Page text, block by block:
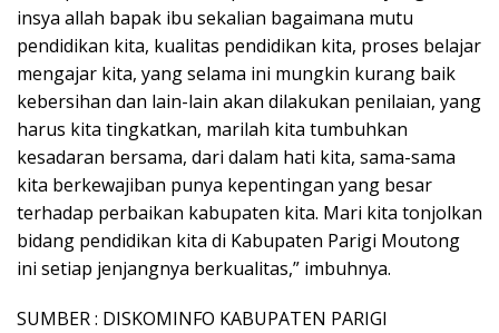
insya allah bapak ibu sekalian bagaimana mutu
pendidikan kita, kualitas pendidikan kita, proses belajar
mengajar kita, yang selama ini mungkin kurang baik
kebersihan dan lain-lain akan dilakukan penilaian, yang
harus kita tingkatkan, marilah kita tumbuhkan
kesadaran bersama, dari dalam hati kita, sama-sama
kita berkewajiban punya kepentingan yang besar
terhadap perbaikan kabupaten kita. Mari kita tonjolkan
bidang pendidikan kita di Kabupaten Parigi Moutong
ini setiap jenjangnya berkualitas,” imbuhnya.
SUMBER : DISKOMINFO KABUPATEN PARIGI